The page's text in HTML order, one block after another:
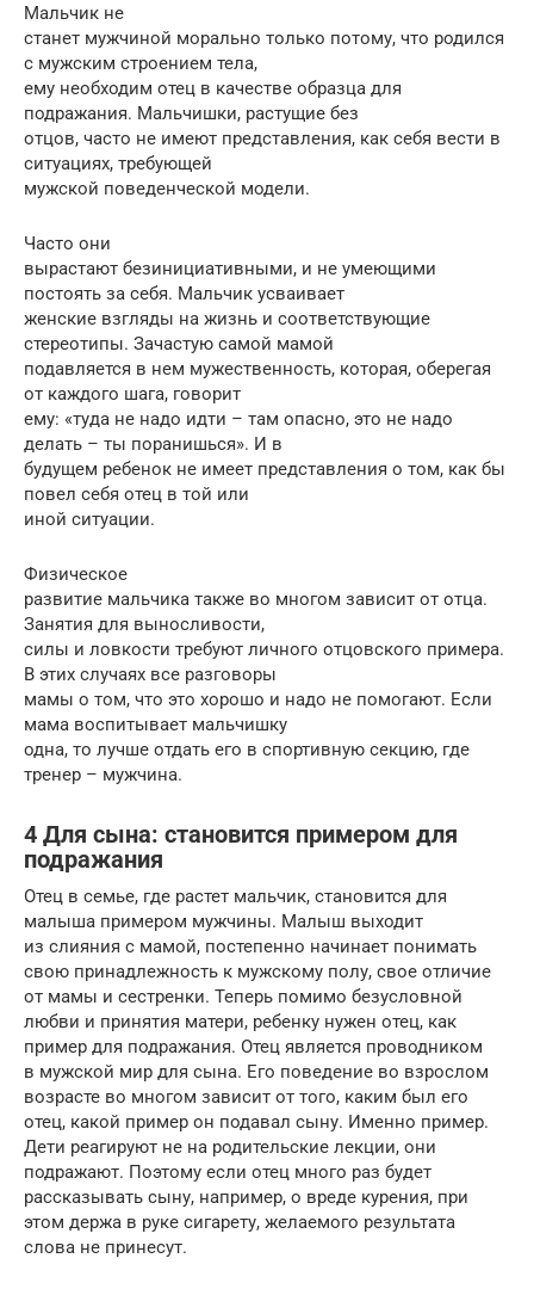
Мальчик не
станет мужчиной морально только потому, что родился
с мужским строением тела,
ему необходим отец в качестве образца для
подражания. Мальчишки, растущие без
отцов, часто не имеют представления, как себя вести в
ситуациях, требующей
мужской поведенческой модели.
Часто они
вырастают безинициативными, и не умеющими
постоять за себя. Мальчик усваивает
женские взгляды на жизнь и соответствующие
стереотипы. Зачастую самой мамой
подавляется в нем мужественность, которая, оберегая
от каждого шага, говорит
ему: «туда не надо идти – там опасно, это не надо
делать – ты поранишься». И в
будущем ребенок не имеет представления о том, как бы
повел себя отец в той или
иной ситуации.
Физическое
развитие мальчика также во многом зависит от отца.
Занятия для выносливости,
силы и ловкости требуют личного отцовского примера.
В этих случаях все разговоры
мамы о том, что это хорошо и надо не помогают. Если
мама воспитывает мальчишку
одна, то лучше отдать его в спортивную секцию, где
тренер – мужчина.
4 Для сына: становится примером для
подражания
Отец в семье, где растет мальчик, становится для
малыша примером мужчины. Малыш выходит
из слияния с мамой, постепенно начинает понимать
свою принадлежность к мужскому полу, свое отличие
от мамы и сестренки. Теперь помимо безусловной
любви и принятия матери, ребенку нужен отец, как
пример для подражания. Отец является проводником
в мужской мир для сына. Его поведение во взрослом
возрасте во многом зависит от того, каким был его
отец, какой пример он подавал сыну. Именно пример.
Дети реагируют не на родительские лекции, они
подражают. Поэтому если отец много раз будет
рассказывать сыну, например, о вреде курения, при
этом держа в руке сигарету, желаемого результата
слова не принесут.